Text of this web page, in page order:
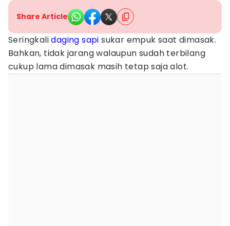
Share Article
Seringkalidaging sapi sukar empuk saat dimasak.
Bahkan, tidak jarang walaupun sudah terbilang
cukup lama dimasak masih tetap saja alot.